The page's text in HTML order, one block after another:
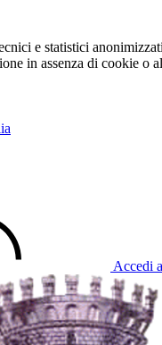
e statistici
in assenza di cookie o
Accedi